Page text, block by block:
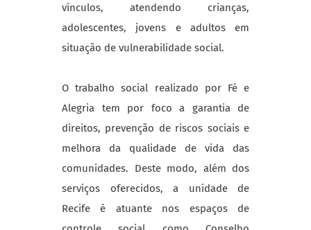
vínculos, atendendo crianças,
adolescentes, jovens e adultos em
situação de vulnerabilidade social.
O trabalho social realizado por Fé e
Alegria tem por foco a garantia de
direitos, prevenção de riscos sociais e
melhora da qualidade de vida das
comunidades. Deste modo, além dos
serviços oferecidos, a unidade de
Recife é atuante nos espaços de